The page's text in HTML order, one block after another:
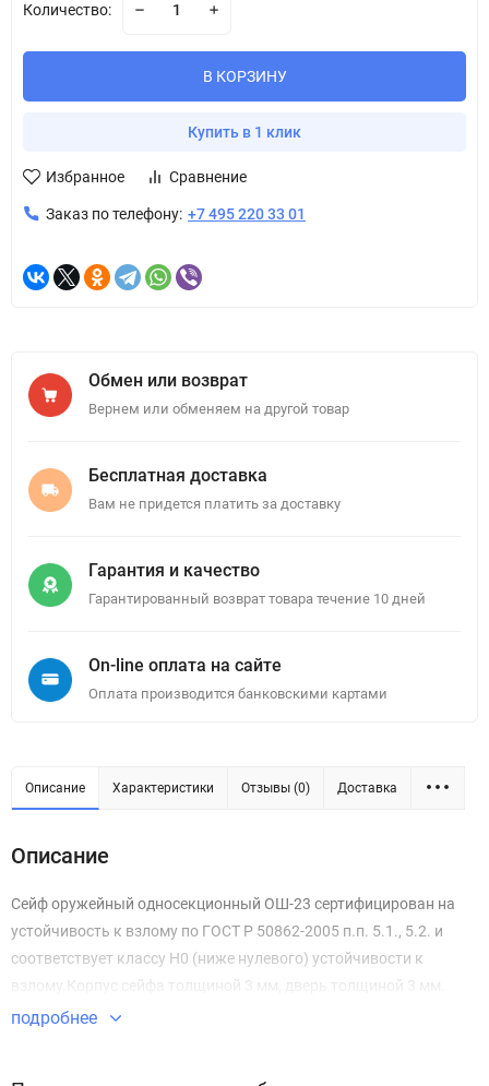
Количество:
В КОРЗИНУ
Купить в 1 клик
Избранное Сравнение
Заказ по телефону: +7 495 220 33 01
Обмен или возврат
Вернем или обменяем на другой товар
Бесплатная доставка
Вам не придется платить за доставку
Гарантия и качество
Гарантированный возврат товара течение 10 дней
On-line оплата на сайте
Оплата производится банковскими картами
Описание Характеристики Отзывы (0) Доставка
Описание
Сейф оружейный односекционный ОШ-23 сертифицирован на
устойчивость к взлому по ГОСТ Р 50862-2005 п.п. 5.1., 5.2. и
соответствует классу Н0 (ниже нулевого) устойчивости к
взлому.Корпус сейфа толщиной 3 мм, дверь толщиной 3 мм.
подробнее